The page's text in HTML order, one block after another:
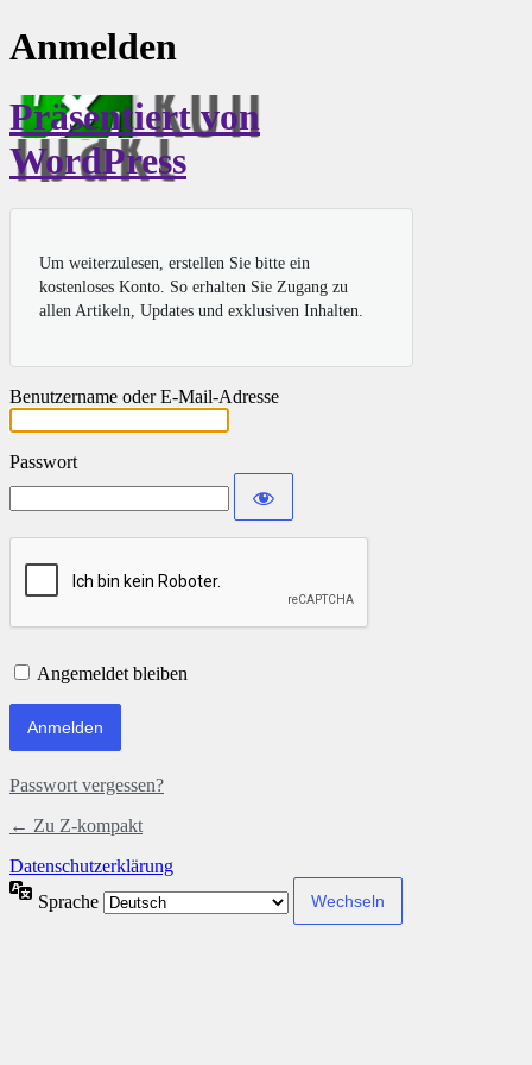
Anmelden
Präsentiert von
WordPress
Um weiterzulesen, erstellen Sie bitte ein
kostenloses Konto. So erhalten Sie Zugang zu
allen Artikeln, Updates und exklusiven Inhalten.
Benutzername oder E-Mail-Adresse
Passwort
Angemeldet bleiben
Passwort vergessen?
← Zu Z-kompakt
Datenschutzerklärung
Sprache